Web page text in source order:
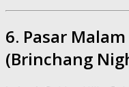
6. Pasar
(Brinchang